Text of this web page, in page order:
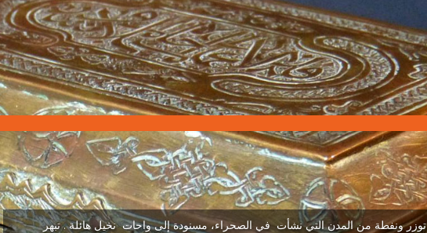
توزر ونفطة من المدن التي نشأت في الصحراء، مسنودة إلى واحات نخيل هائلة . تبهر